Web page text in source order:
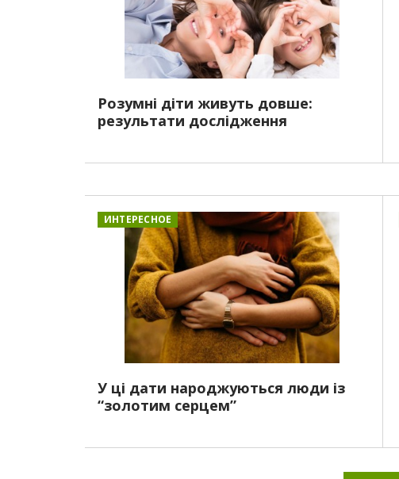
Розумні діти живуть довше:
результати дослідження
ИНТЕРЕСНОЕ
У ці дати народжуються люди із
“золотим серцем”